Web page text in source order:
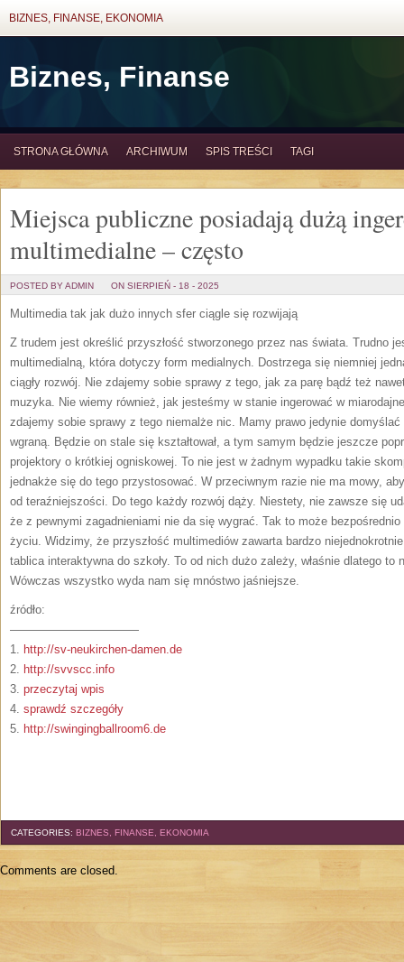
BIZNES, FINANSE, EKONOMIA
Biznes, Finanse
STRONA GŁÓWNA ARCHIWUM SPIS TREŚCI TAGI
Miejsca publiczne posiadają dużą
multimedialne – często
POSTED BY ADMIN ON SIERPIEŃ - 18 - 2025
Multimedia tak jak dużo innych sfer ciągle się rozwijają
Z trudem jest określić przyszłość stworzonego przez nas świata. Trudno
multimedialną, która dotyczy form medialnych. Dostrzega się niemniej
ciągły rozwój. Nie zdajemy sobie sprawy z tego, jak za parę bądź też
muzyka. Nie wiemy również, jak jesteśmy w stanie ingerować w
zdajemy sobie sprawy z tego niemalże nic. Mamy prawo jedynie
wgraną. Będzie on stale się kształtował, a tym samym będzie jeszcze
projektory o krótkiej ogniskowej. To nie jest w żadnym wypadku takie
jednakże się do tego przystosować. W przeciwnym razie nie ma mowy,
od teraźniejszości. Do tego każdy rozwój dąży. Niestety, nie zawsze się
że z pewnymi zagadnieniami nie da się wygrać. Tak to może
życiu. Widzimy, że przyszłość multimediów zawarta bardzo
tablica interaktywna do szkoły. To od nich dużo zależy, właśnie dlatego
Wówczas wszystko wyda nam się mnóstwo jaśniejsze.
źródło:
———————————
1. http://sv-neukirchen-damen.de
2. http://svvscc.info
3. przeczytaj wpis
4. sprawdź szczegóły
5. http://swingingballroom6.de
CATEGORIES: BIZNES, FINANSE, EKONOMIA
Comments are closed.